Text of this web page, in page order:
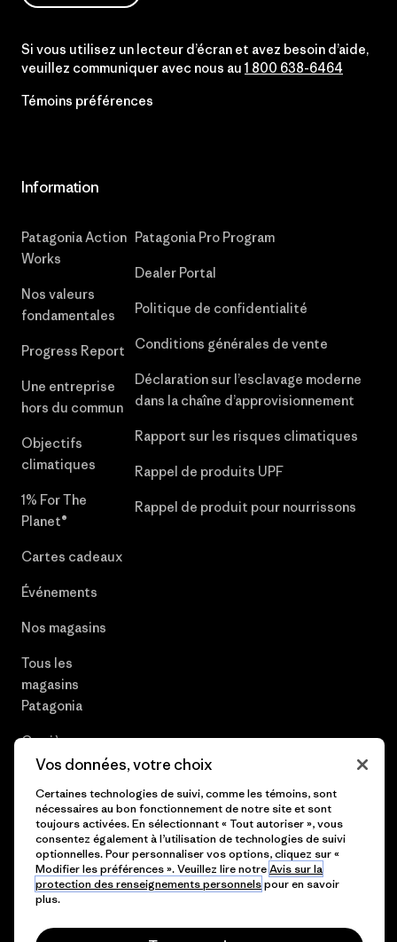
Si vous utilisez un lecteur d’écran et avez besoin d’aide,
veuillez communiquer avec nous au 1 800 638-6464
Témoins préférences
Information
Patagonia Action
Works
Nos valeurs
fondamentales
Progress Report
Une entreprise
hors du commun
Objectifs
climatiques
1% For The
Planet®
Cartes cadeaux
Événements
Nos magasins
Tous les
magasins
Patagonia
Carrières
Plan du site
Patagonia Pro Program
Dealer Portal
Politique de confidentialité
Conditions générales de vente
Déclaration sur l’esclavage moderne
dans la chaîne d’approvisionnement
Rapport sur les risques climatiques
Rappel de produits UPF
Rappel de produit pour nourrissons
© 2026 Patagonia, Inc. All Rights Reserved.
Vos données, votre choix
Certaines technologies de suivi, comme les témoins, sont
nécessaires au bon fonctionnement de notre site et sont
toujours activées. En sélectionnant « Tout autoriser », vous
consentez également à l’utilisation de technologies de suivi
optionnelles. Pour personnaliser vos options, cliquez sur «
Modifier les préférences ». Veuillez lire notreAvis sur la
protection des renseignements personnelspour en savoir
plus.